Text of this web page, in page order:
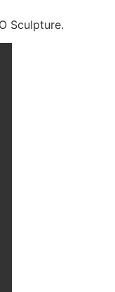
Sculpture.